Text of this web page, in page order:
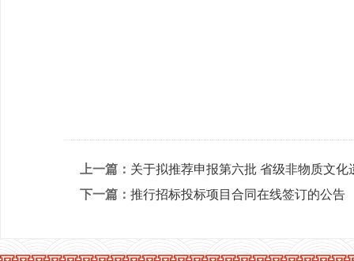
上一篇： 关于拟推荐申报第六批 省级非物质文
下一篇： 推行招标投标项目合同在线签订的公告